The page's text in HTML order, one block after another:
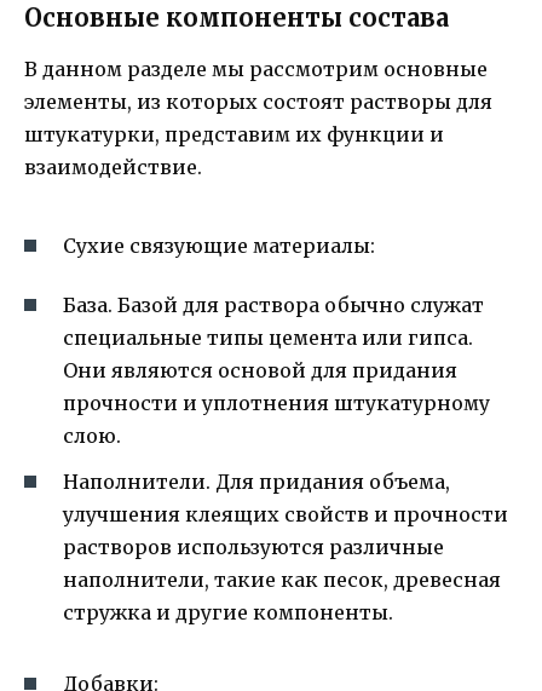
Основные компоненты состава
В данном разделе мы рассмотрим основные
элементы, из которых состоят растворы для
штукатурки, представим их функции и
взаимодействие.
Сухие связующие материалы:
База. Базой для раствора обычно служат
специальные типы цемента или гипса.
Они являются основой для придания
прочности и уплотнения штукатурному
слою.
Наполнители. Для придания объема,
улучшения клеящих свойств и прочности
растворов используются различные
наполнители, такие как песок, древесная
стружка и другие компоненты.
Добавки: